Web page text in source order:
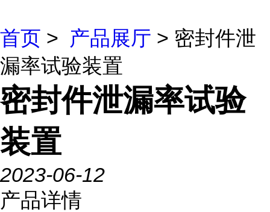
首页 > 产品展厅 > 密封件泄
漏率试验装置
密封件泄漏率试验
装置
2023-06-12
产品详情